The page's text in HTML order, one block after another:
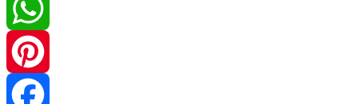
Twitter
WhatsApp
Pinterest